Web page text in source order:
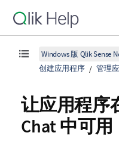
Windows 版 Qlik Sense
创建应用程序
管理
让应用程序
Chat中可用